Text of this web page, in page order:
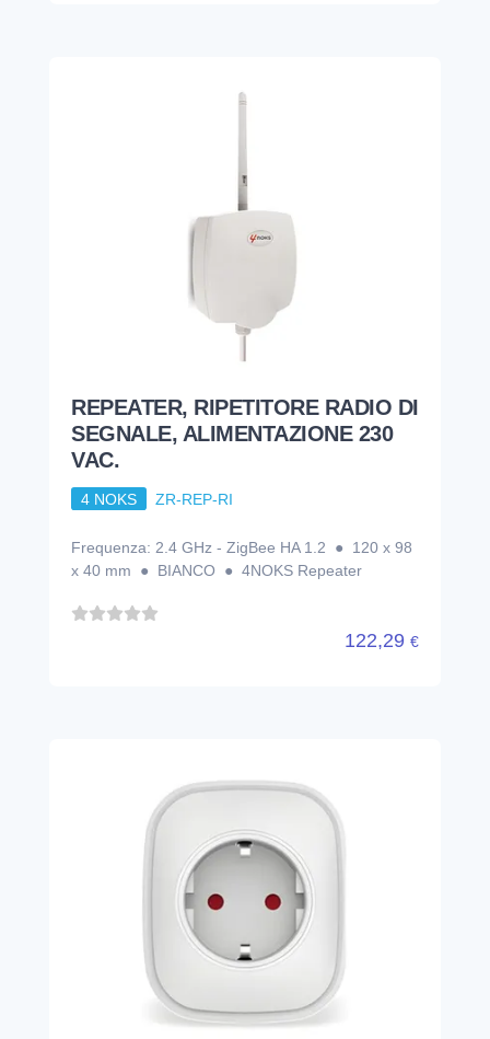
REPEATER, RIPETITORE RADIO DI
SEGNALE, ALIMENTAZIONE 230
VAC.
4 NOKS ZR-REP-RI
Frequenza: 2.4 GHz - ZigBee HA 1.2 ● 120 x 98
x 40 mm ● BIANCO ● 4NOKS Repeater
122,29 €